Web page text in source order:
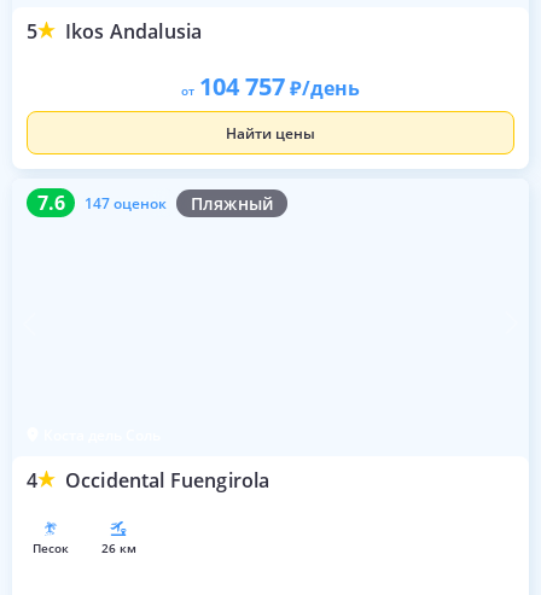
5 Ikos Andalusia
от 104 757 /день
Найти цены
7.6 147 оценок Пляжный
4 Occidental Fuengirola
7.6 147 оценок
песок 26 км